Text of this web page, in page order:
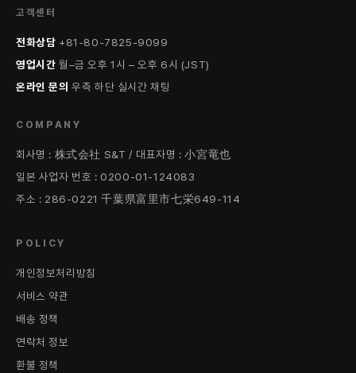
고객센터
전화상담 +81-80-7825-9099
영업시간 월–금 오후 1시 – 오후 6시 (JST)
온라인 문의 우측 하단 실시간 채팅
COMPANY
회사명 : 株式会社 S&T / 대표자명 : 小宮竜也
일본 사업자 번호 : 0200-01-124083
주소 : 286-0221 千葉県富里市七栄649-114
POLICY
개인정보처리방침
서비스 약관
배송 정책
연락처 정보
환불 정책